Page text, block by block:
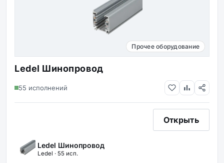
Прочее оборудование
Ledel Шинопровод
55 исполнений
Открыть
Ledel Шинопровод
Ledel · 55 исп.